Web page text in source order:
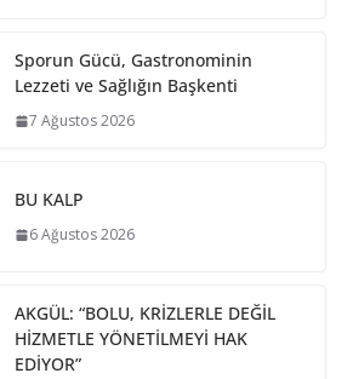
Sporun Gücü, Gastronominin
Lezzeti ve Sağlığın Başkenti
7 Ağustos 2026
BU KALP
6 Ağustos 2026
AKGÜL: “BOLU, KRİZLERLE DEĞİL
HİZMETLE YÖNETİLMEYİ HAK
EDİYOR”